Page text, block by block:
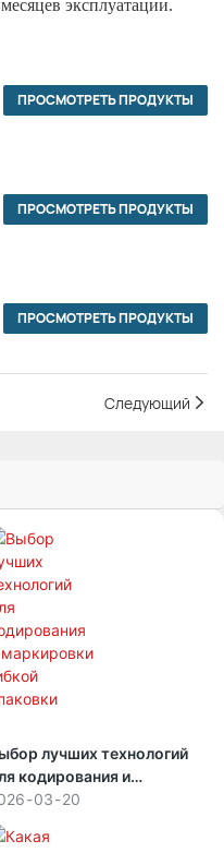
эксплуатации.
ПРОСМОТРЕТЬ ПРОДУКТЫ
ПРОСМОТРЕТЬ ПРОДУКТЫ
ПРОСМОТРЕТЬ ПРОДУКТЫ
Следующий
лучших технологий
кодирования и
гибкой
03 20